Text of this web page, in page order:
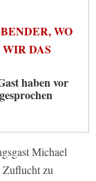
WO
DAS
haben vor
Michael
Zuflucht zu